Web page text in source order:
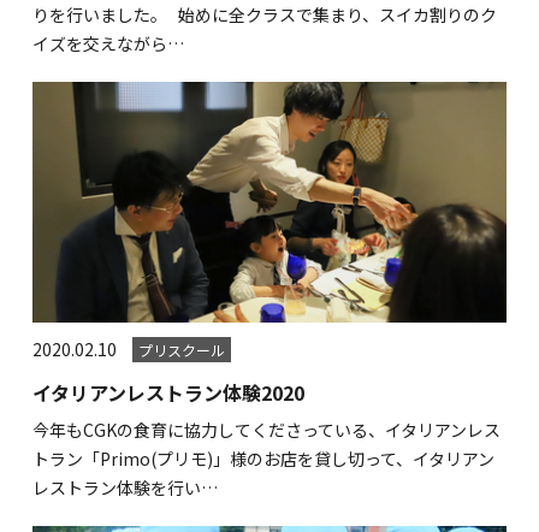
りを行いました。 始めに全クラスで集まり、スイカ割りのク
イズを交えながら…
2020.02.10 プリスクール
イタリアンレストラン体験2020
今年もCGKの食育に協力してくださっている、イタリアンレス
トラン「Primo(プリモ)」様のお店を貸し切って、イタリアン
レストラン体験を行い…